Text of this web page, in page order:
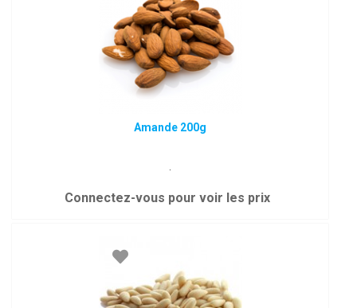
Amande 200g
.
Connectez-vous pour voir les prix